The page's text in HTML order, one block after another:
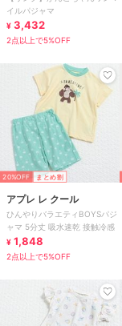
イルパジャマ
¥ 3,432
2点以上で5%OFF
20%OFF まとめ割
アプレ レ クール
ひんやりバラエティBOYSパジ
ャマ 5分丈 吸水速乾 接触冷感
¥ 1,848
2点以上で5%OFF